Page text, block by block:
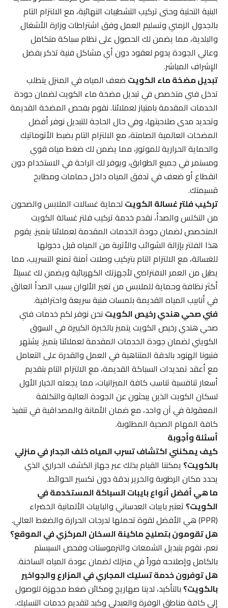
البنية التحتية وحتى تركيب التشطيبات النهائية، مع الالتزام التام
بالجدول الزمني وتسليم العمل وفق اشتراطات وزارة الأشغال
والبلدية، مما يضمن لك الحصول على نظام سباكة متكامل
وعالي الجودة يدوم لعقود دون أي مشاكل فنية تذكر بفضل
الإشراف المباشر.
تبديل مضخة ماء الكويتضعف المياه في المنزل يتطلب
تدخل فني متخصص في تبديل مضخة ماء الكويت لضمان جودة
الخدمات المقدمة بامتياز لعملائنا. نقوم بفحص المضخة القديمة
وتحديد مدى صلاحيتها، وفي حال الحاجة للتبديل نوفر أفضل
المضخات العالمية الصامتة، مع الالتزام التام بضبط الأتوماتيك
والحماية الحرارية للموتور، مما يضمن لك ضغط مياه قوي
ومستمر في جميع الطوابق، ويوفر لك الراحة في الاستخدام دون
انقطاع أو ضعف في تدفق المياه داخل حمامات ومطابخ
قسيمتك.
تركيب فلتر غسالة الكويتلحماية غسالات الملابس والصحون
من التكلس والصدأ، نقدم خدمة تركيب فلتر غسالة الكويت
المتخصص لضمان جودة الخدمات المقدمة لعملائنا بتميز. يقوم
هذا الفلتر بإزالة الشوائب والأتربة من المياه قبل دخولها
للغسالة، مع الالتزام التام بتركيب وصلات آمنة تمنع التسريب، مما
يطيل من العمر الافتراضي لأجهزتك الكهربائية ويضمن لك غسيلاً
أكثر نظافة وحماية للملابس من تغير الألوان بسبب الصدأ العالق
في أنابيب المياه القديمة بلمسات فنية سريعة واحترافية.
فني صحي هندي رخيص الكويتنحن نوفر لكم خدمات فني
صحي هندي رخيص الكويت يتميز بالخبرة الكبيرة في السوق
الكويتي لضمان جودة الخدمات المقدمة لعملائنا بتميز. يشتهر
فنيونا الهنود بالدقة المتناهية في العمل والقدرة على التعامل
مع أعقد تمديدات السباكة القديمة، مع الالتزام التام بتقديم
أسعار تنافسية تناسب كافة الميزانيات، مما يجعله الخيار الأول
لسكان الكويت الذين يبحثون عن الجودة العالية والتكلفة
المعقولة في آن واحد، مع ضمان الأمانة والمصداقية في تنفيذ
كافة المهام الصحية المطلوبة.
أسئلة وأجوبة
كيف يمكنني اكتشاف تسرب المياه خلف الجدار في منزلي
بالكويت؟يمكننا القيام بذلك عبر جهاز الكشف الحراري الذي
يحدد مكان الرطوبة والخرير بدقة دون تكسير الحوائط.
ما هي أفضل أنواع بايبات السباكة المستخدمة في
الكويت؟تعتبر بايبات العدساني والبايبات الألمانية الخضراء
هل تقومون بتصليح ماكينة السخان المركزي في الموقع؟
نعم، نقوم بتبديل الشمعات والترموستات وفحص السيستم
بالكامل وإصلاحه فوراً في منزلك لضمان عودة المياه الساخنة.
هل توفرون خدمة تسليك المجاري في المزارع والجواخير
بالكويت؟بالتأكيد، لدينا صهاريج ومكائن ضغط مجهزة للوصول
إلى كافة مناطق الوفرة والعبدلي وكبد لتقديم خدمات التسليك.